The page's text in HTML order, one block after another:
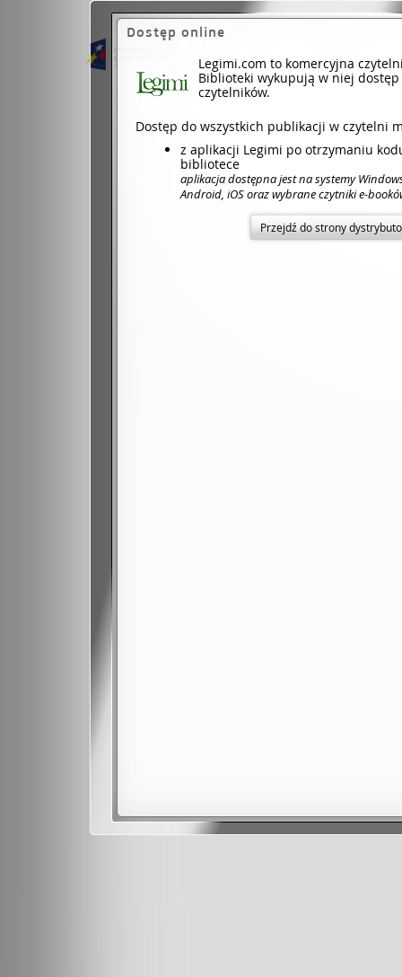
Dotacje na
Dostęp online
Legimi.com to komercyjna
Biblioteki wykupują w niej
czytelników.
Dostęp do wszystkich publikacji w czytelni
z aplikacji Legimi po otrzymaniu
bibliotece
aplikacja dostępna jest na systemy
Android, iOS oraz wybrane czytniki e-
Przejdź do strony